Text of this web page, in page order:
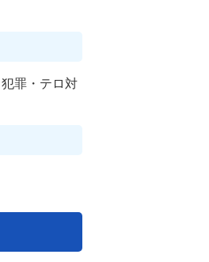
罪・テロ対